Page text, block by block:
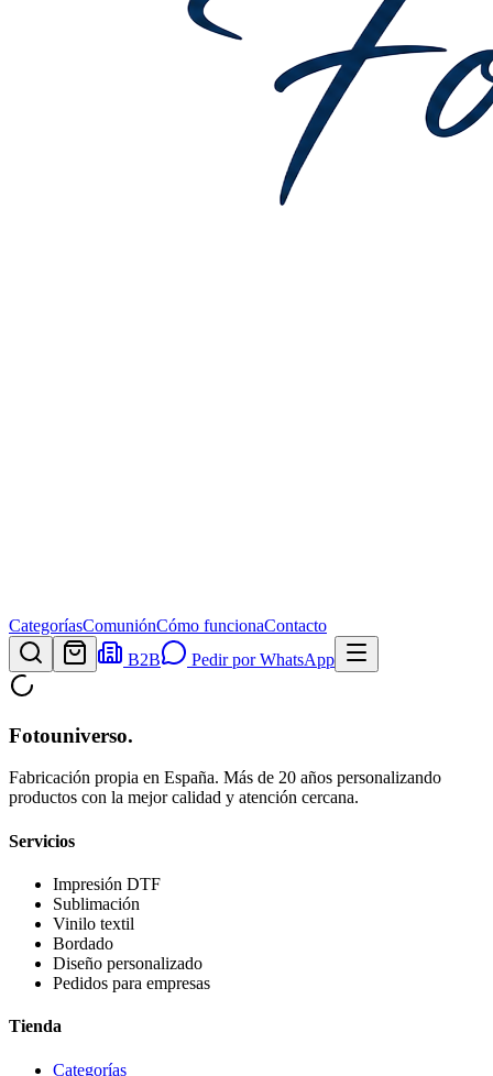
CategoríasComuniónCómo funcionaContacto
B2B
Pedir por WhatsApp
Fotouniverso.
Fabricación propia en España. Más de 20 años personalizando
productos con la mejor calidad y atención cercana.
Servicios
Impresión DTF
Sublimación
Vinilo textil
Bordado
Diseño personalizado
Pedidos para empresas
Tienda
Categorías